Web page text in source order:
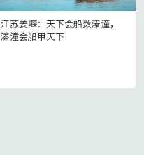
江苏姜堰：天下会船数溱潼，
溱潼会船甲天下